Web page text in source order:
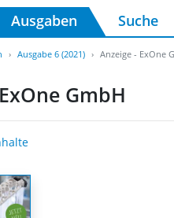
Ausgaben Suche
Ausgabe 6 (2021) Anzeige - ExOne
GmbH